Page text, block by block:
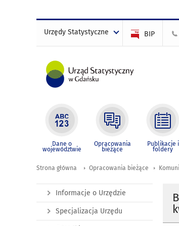
Urzędy Statystyczne BIP
Dane o
województwie
Opracowania
bieżące
Publikacje i
foldery
Strona główna Opracowania bieżące
Informacje o Urzędzie
Specjalizacja Urzędu